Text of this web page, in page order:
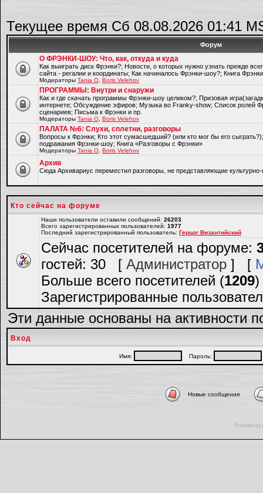
Текущее время Сб 08.08.2026 01:41
Форум
О ФРЭНКИ-ШОУ: Что, как, откуда и куда
Как выиграть диск Фрэнки?; Новости, о которых нужно узнать прежде
сайта - регалии и координаты; Как начиналось Фрэнки-шоу?; Книга
Модераторы Tania O Boris Velehov
ПРОГРАММЫ: Внутри и снаружи
Как и где скачать программы Фрэнки-шоу целиком?; Призовая
интернете; Обсуждение эфиров; Музыка во Franky-show; Список ролей
сценариев; Письма к Фрэнки и пр.
Модераторы Tania O Boris Velehov
ПАЛАТА №6: Слухи, сплетни, разговоры
Вопросы к Фрэнки; Кто этот сумасшедший? (или кто мог бы его
подражания Фрэнки-шоу; Книга «Разговоры с Фрэнки»
Модераторы Tania O Boris Velehov
Архив
Cюда Архивариус переместил разговоры, не представляющие культурно-
Кто сейчас на форуме
Наши пользователи оставили сообщений: 26203
Всего зарегистрированных пользователей: 1977
Последний зарегистрированный пользователь: Герцог Византийский
Сейчас посетителей на форуме:
гостей: 30 [ Администратор ] [
Больше всего посетителей (1209)
Зарегистрированные
Эти данные основаны на активности
Вход
Имя: Пароль:
Новые сообщения
Powered by